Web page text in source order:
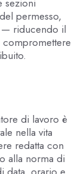
sezioni
permesso,
— riducendo il
di lavoro è
nella vita
redatta con
alla norma di